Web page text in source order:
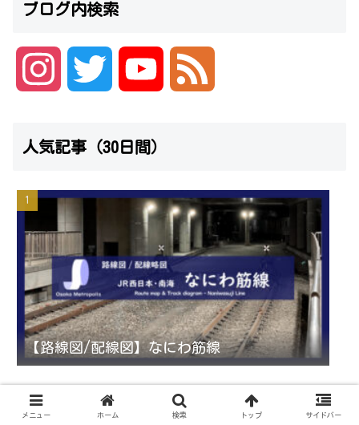
ブログ内検索
t
g
r
a
r
T
u
b
e
C
d
人気記事（30日間）
【路線図/配線図】なにわ筋線
メニュー ホーム 検索 トップ サイドバー